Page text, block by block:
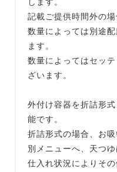
記載ご提供時間外の
数量によっては別途
ます。
数量によってはセッ
ざいます。
外付け容器を折詰形
能です。
折詰形式の場合、お
別メニューへ、天つ
仕入れ状況によりそ